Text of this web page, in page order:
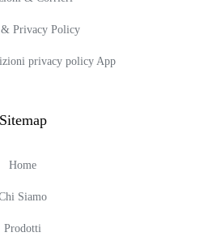
Privacy Policy
privacy policy App
Sitemap
Home
Siamo
Prodotti